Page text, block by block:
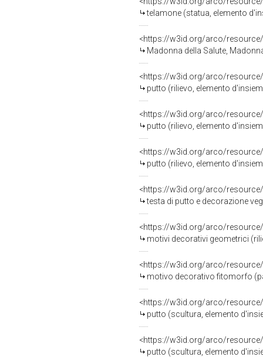
telamone (statua, elemento
<https://w3id.org/arco/
Madonna della Salute,
<https://w3id.org/arco/
putto (rilievo, elemento
<https://w3id.org/arco/
putto (rilievo, elemento
<https://w3id.org/arco/
putto (rilievo, elemento
<https://w3id.org/arco/
testa di putto e decorazione
<https://w3id.org/arco/
motivi decorativi geometrici
<https://w3id.org/arco/
motivo decorativo fitomorfo
<https://w3id.org/arco/
putto (scultura, elemento
<https://w3id.org/arco/
putto (scultura, elemento